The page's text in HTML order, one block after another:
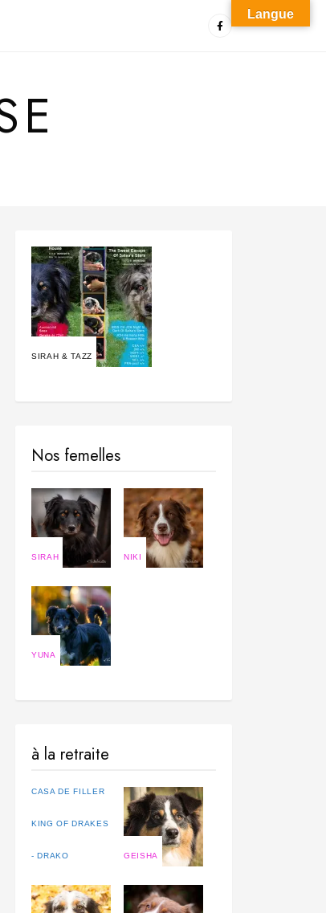
SIRAH & TAZZ
Nos femelles
SIRAH NIKI
YUNA
à la retraite
CASA DE FILLER
KING OF DRAKES
- DRAKO GEISHA
Langue